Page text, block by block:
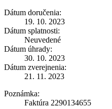
Dátum doručenia:
19. 10. 2023
Dátum splatnosti:
Neuvedené
Dátum úhrady:
30. 10. 2023
Dátum zverejnenia:
21. 11. 2023
Poznámka:
Faktúra 2290134655